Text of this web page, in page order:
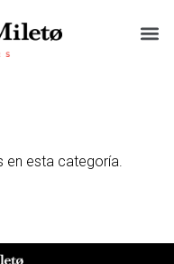
en esta categoría.